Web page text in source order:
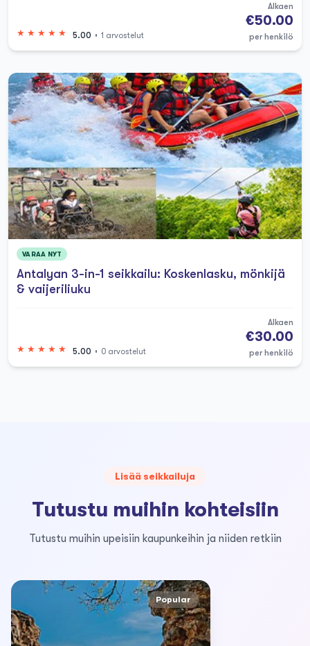
5.00 1 arvostelut
Alkaen
€50.00
per henkilö
VARAA NYT
Antalyan 3-in-1 seikkailu: Koskenlasku, mönkijä
& vaijeriliuku
5.00 0 arvostelut
Alkaen
€30.00
per henkilö
Lisää seikkailuja
Tutustu muihin kohteisiin
Tutustu muihin upeisiin kaupunkeihin ja niiden retkiin
Popular